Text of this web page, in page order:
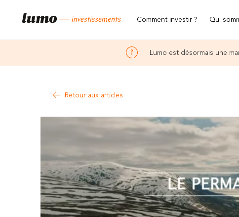
Comment investir ? Qui
Lumo est désormais une
Retour aux articles